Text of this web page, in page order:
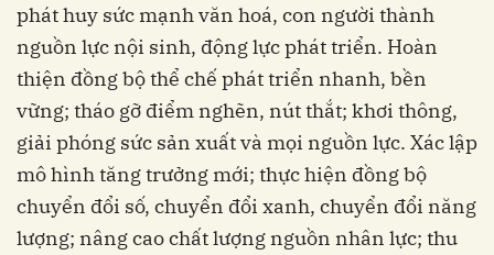
phát huy sức mạnh văn hoá, con người thành
nguồn lực nội sinh, động lực phát triển. Hoàn
thiện đồng bộ thể chế phát triển nhanh, bền
vững; tháo gỡ điểm nghẽn, nút thắt; khơi thông,
giải phóng sức sản xuất và mọi nguồn lực. Xác lập
mô hình tăng trưởng mới; thực hiện đồng bộ
chuyển đổi số, chuyển đổi xanh, chuyển đổi năng
lượng; nâng cao chất lượng nguồn nhân lực; thu